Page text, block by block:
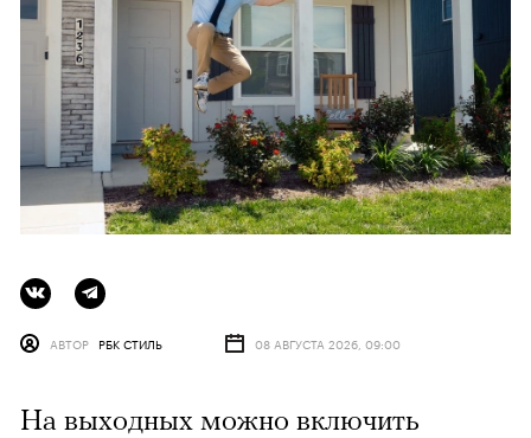
АВТОР РБК СТИЛЬ 08 АВГУСТА 2026, 09:00
На выходных можно включить